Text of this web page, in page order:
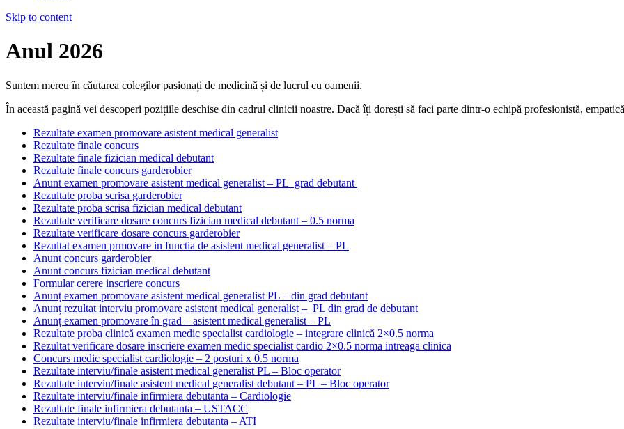
Skip to content
Anul 2026
Suntem mereu în căutarea colegilor pasionați de medicină și de lucrul cu oamenii.
În această pagină vei descoperi pozițiile deschise din cadrul clinicii noastre. Dacă îți dorești să faci parte dintr-o echipă profesionistă,
Rezultate examen promovare asistent medical generalist
Rezultate finale concurs
Rezultate finale fizician medical debutant
Rezultate finale concurs garderobier
Anunt examen promovare asistent medical generalist – PL grad debutant
Rezultate proba scrisa garderobier
Rezultate proba scrisa fizician medical debutant
Rezultate verificare dosare concurs fizician medical debutant – 0.5 norma
Rezultate verificare dosare concurs garderobier
Rezultat examen prmovare in functia de asistent medical generalist – PL
Anunt concurs garderobier
Anunt concurs fizician medical debutant
Formular cerere inscriere concurs
Anunț examen promovare asistent medical generalist PL – din grad debutant
Anunț rezultat interviu promovare asistent medical generalist – PL din grad de debutant
Anunț examen promovare în grad – asistent medical generalist – PL
Rezultate proba clinică examen medic specialist cardiologie – integrare clinică 2×0.5 norma
Rezultat verificare dosare inscriere examen medic specialist cardio 2×0.5 norma intreaga clinica
Concurs medic specialist cardiologie – 2 posturi x 0.5 norma
Rezultate interviu/finale asistent medical generalist PL – Bloc operator
Rezultate interviu/finale asistent medical generalist debutant – PL – Bloc operator
Rezultate interviu/finale infirmiera debutanta – Cardiologie
Rezultate finale infirmiera debutanta – USTACC
Rezultate interviu/finale infirmiera debutanta – ATI